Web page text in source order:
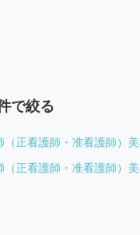
で絞る
正看護師・准看護師）
正看護師・准看護師）